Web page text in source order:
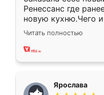
Ренессанс где
новую кухню.Чего
вполне довольна.
два года, нареканий
Читать полностью
Ярослава